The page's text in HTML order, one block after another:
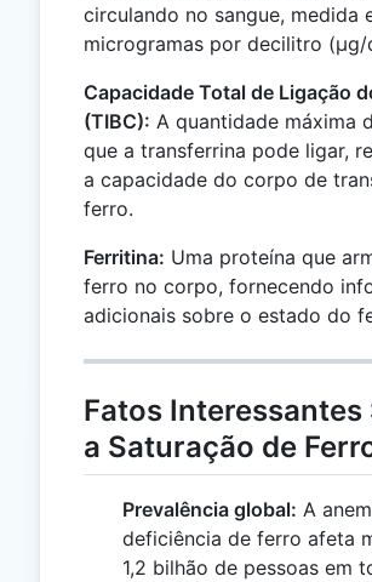
circulando no sangue, medida
microgramas por decilitro (µg/
Capacidade Total de Ligação
(TIBC): A quantidade máxima
que a transferrina pode ligar,
a capacidade do corpo de
ferro.
Ferritina: Uma proteína que
ferro no corpo, fornecendo
adicionais sobre o estado do
Fatos Interessantes
a Saturação de
Prevalência global: A
deficiência de ferro afeta
1,2 bilhão de pessoas em